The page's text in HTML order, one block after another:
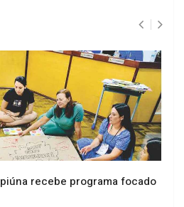
recebe programa focado